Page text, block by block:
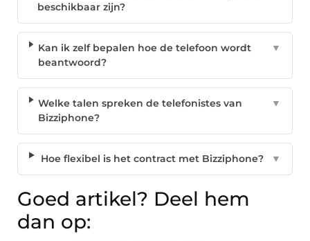
beschikbaar zijn?
Kan ik zelf bepalen hoe de telefoon wordt
beantwoord?
▼
Welke talen spreken de telefonistes van
Bizziphone?
▼
Hoe flexibel is het contract met Bizziphone? ▼
Goed artikel? Deel hem
dan op: